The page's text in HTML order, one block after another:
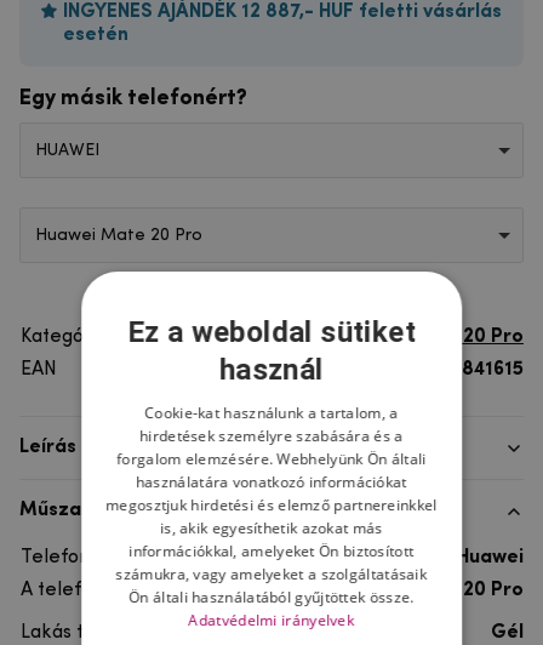
INGYENES AJÁNDÉK 12 887,- HUF feletti vásárlás
esetén
Egy másik telefonért?
HUAWEI
Huawei Mate 20 Pro
Kategória
Huawei Mate 20 Pro
EAN
8596579841615
Leírás
Műszaki adatok
Telefon márka
Huawei
A telefonmodellhez
Huawei Mate 20 Pro
Lakás típusa
Gél
Ez a weboldal sütiket
használ
Cookie-kat használunk a tartalom, a
hirdetések személyre szabására és a
forgalom elemzésére. Webhelyünk Ön általi
használatára vonatkozó információkat
megosztjuk hirdetési és elemző partnereinkkel
is, akik egyesíthetik azokat más
információkkal, amelyeket Ön biztosított
számukra, vagy amelyeket a szolgáltatásaik
Ön általi használatából gyűjtöttek össze.
Adatvédelmi irányelvek